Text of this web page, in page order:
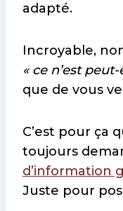
adapté.
Incroyable,
« ce n’est
que de vous
C’est pour ça
toujours
d’information
Juste pour